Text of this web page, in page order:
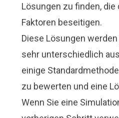
Lösungen zu finden,
Faktoren beseitigen.
Diese Lösungen
sehr unterschiedlich
einige
zu bewerten und eine
Wenn Sie eine